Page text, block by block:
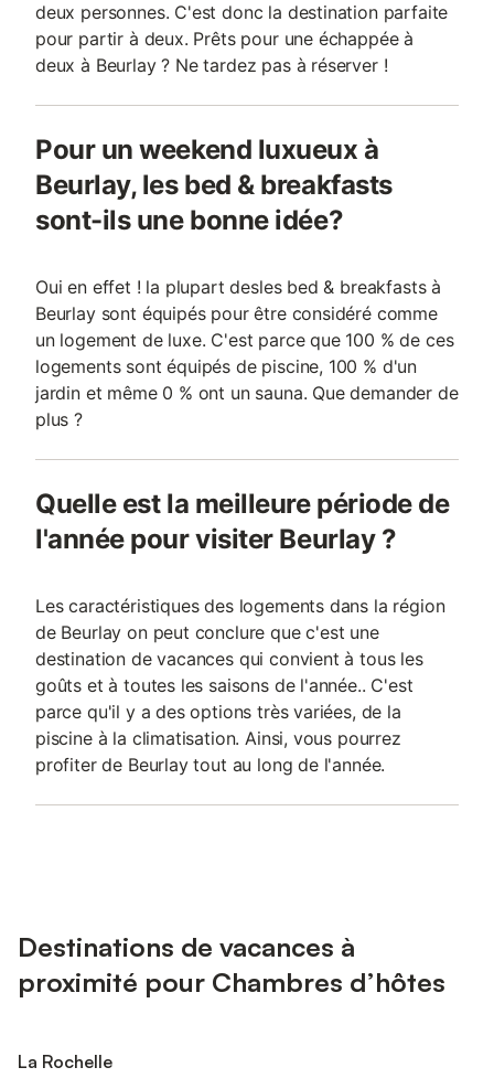
deux personnes. C'est donc la destination parfaite
pour partir à deux. Prêts pour une échappée à
deux à Beurlay ? Ne tardez pas à réserver !
Pour un weekend luxueux à
Beurlay, les bed & breakfasts
sont-ils une bonne idée?
Oui en effet ! la plupart desles bed & breakfasts à
Beurlay sont équipés pour être considéré comme
un logement de luxe. C'est parce que 100 % de ces
logements sont équipés de piscine, 100 % d'un
jardin et même 0 % ont un sauna. Que demander de
plus ?
Quelle est la meilleure période de
l'année pour visiter Beurlay ?
Les caractéristiques des logements dans la région
de Beurlay on peut conclure que c'est une
destination de vacances qui convient à tous les
goûts et à toutes les saisons de l'année.. C'est
parce qu'il y a des options très variées, de la
piscine à la climatisation. Ainsi, vous pourrez
profiter de Beurlay tout au long de l'année.
Destinations de vacances à
proximité pour Chambres d’hôtes
La Rochelle